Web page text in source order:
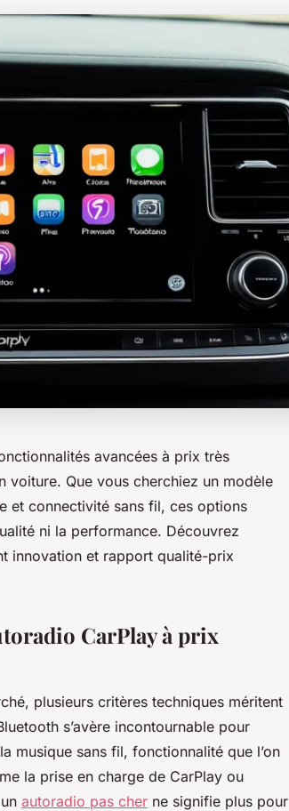
avancées à prix très
voiture. Que vous cherchiez un modèle
et connectivité sans fil, ces options
ni la performance. Découvrez
innovation et rapport qualité-prix
CarPlay à prix
plusieurs critères techniques méritent
s’avère incontournable pour
musique sans fil, fonctionnalité que l’on
la prise en charge de CarPlay ou
autoradio pas cher ne signifie plus pour